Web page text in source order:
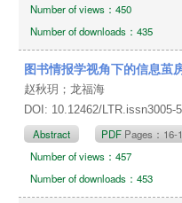
Number of views：450
Number of downloads：435
图书情报学视角下的信息茧
赵秋玥；龙福海
DOI: 10.12462/LTR.issn3005-
Abstract PDF Pages：16-
Number of views：457
Number of downloads：453